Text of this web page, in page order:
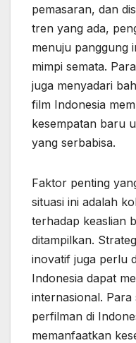
pemasaran, dan
tren yang ada,
menuju panggung
mimpi semata.
juga menyadari
film Indonesia
kesempatan baru
yang serbabisa.
Faktor penting
situasi ini adalah
terhadap keaslian
ditampilkan.
inovatif juga perlu
Indonesia dapat
internasional.
perfilman di
memanfaatkan